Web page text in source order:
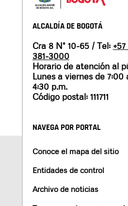
ALCALDÍA DE BOGOTÁ
Cra 8 N° 10-65 / Tel:
381-3000
Horario de atención al
Lunes a viernes de 7:00
4:30 p.m.
Código postal: 111711
NAVEGA POR PORTAL
Conoce el mapa del sitio
Entidades de control
Archivo de noticias